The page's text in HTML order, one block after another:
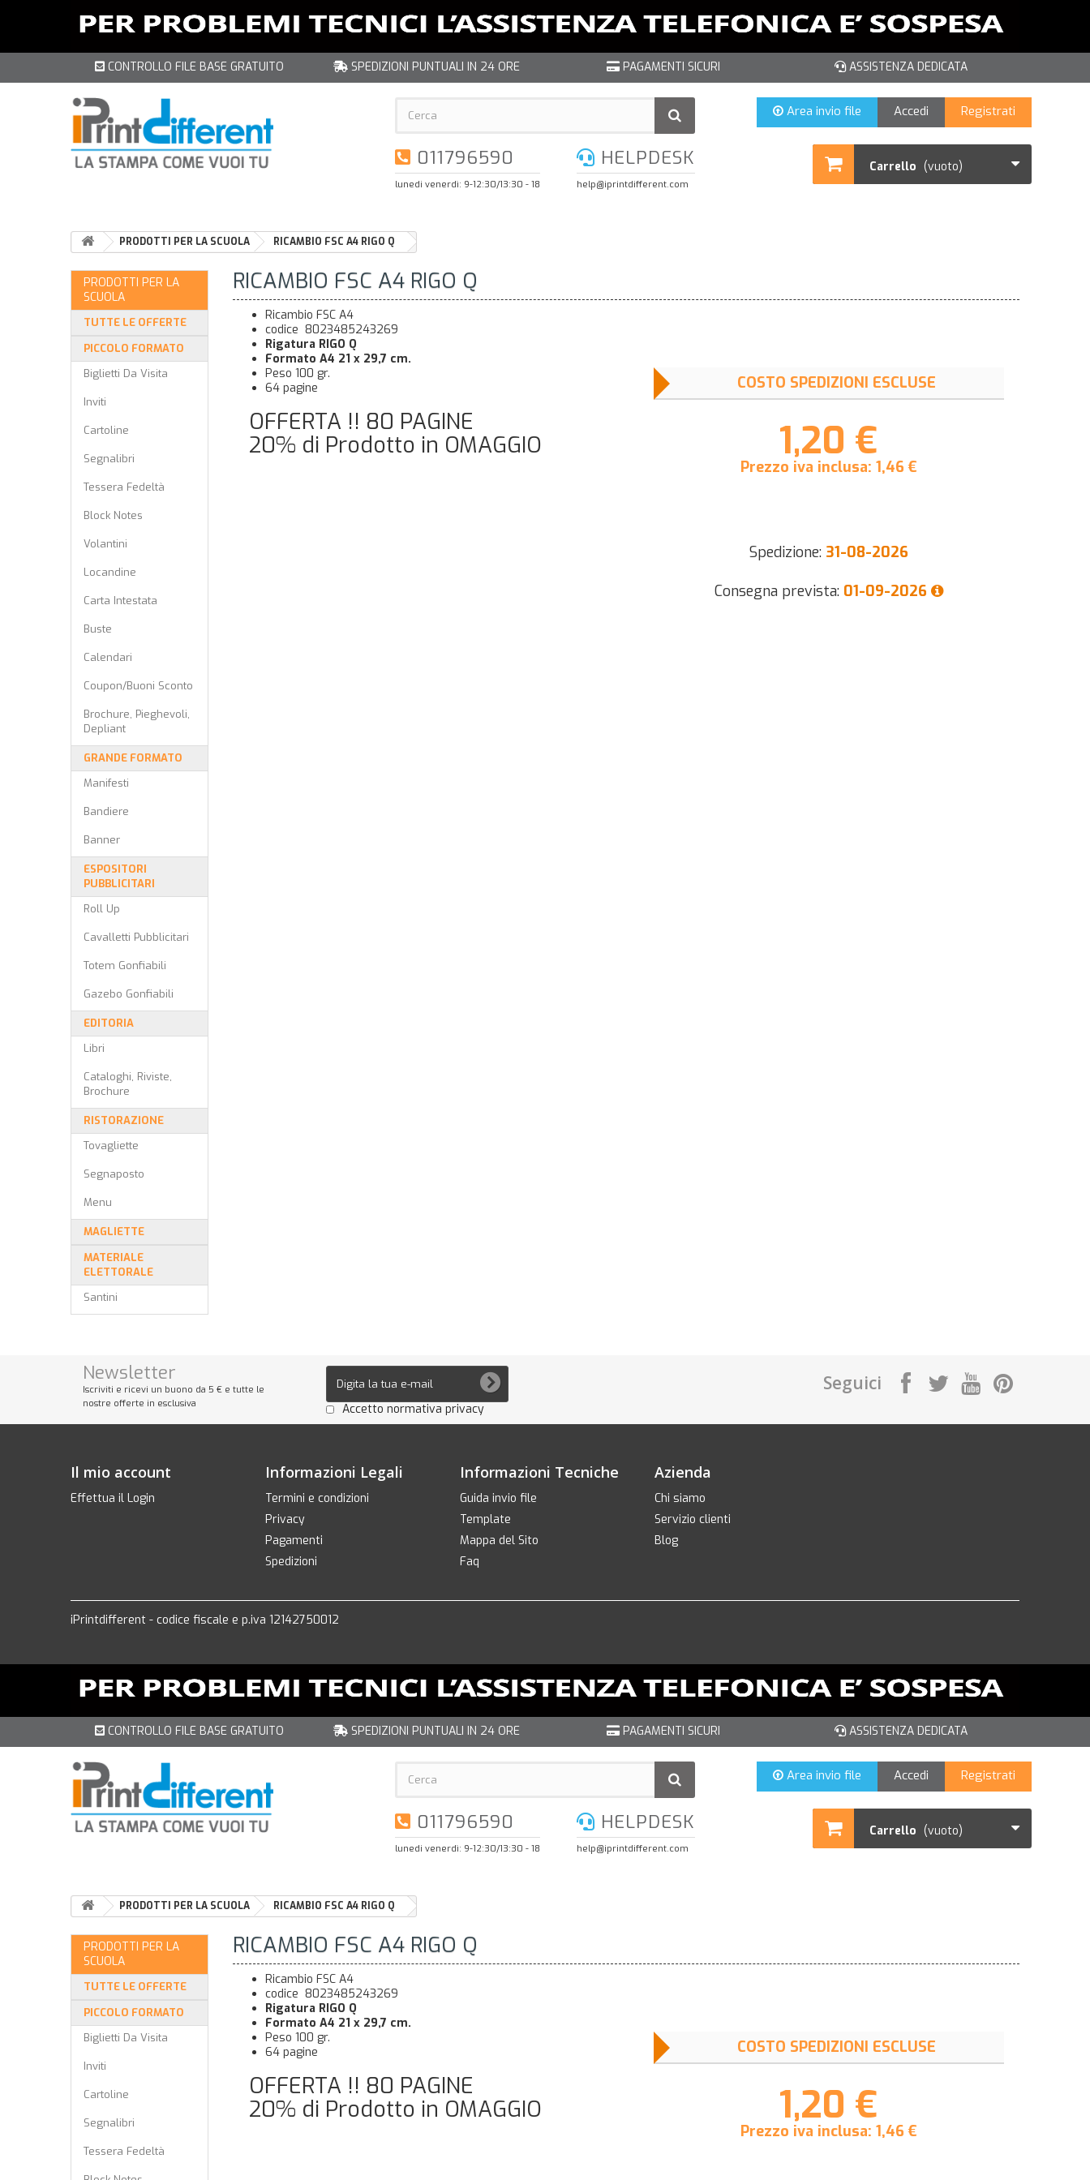
CONTROLLO FILE BASE GRATUITO SPEDIZIONI PUNTUALI IN 24 ORE PAGAMENTI SICURI ASSISTENZA DEDICATA
011796590
lunedi venerdì: 9-12:30/13:30 - 18
HELPDESK
help@iprintdifferent.com
Area invio file Accedi Registrati
Carrello (vuoto)
PRODOTTI PER LA SCUOLA RICAMBIO FSC A4 RIGO Q
PRODOTTI PER LA
SCUOLA
TUTTE LE OFFERTE
PICCOLO FORMATO
Biglietti Da Visita
Inviti
Cartoline
Segnalibri
Tessera Fedeltà
Block Notes
Volantini
Locandine
Carta Intestata
Buste
Calendari
Coupon/Buoni Sconto
Brochure, Pieghevoli,
Depliant
GRANDE FORMATO
Manifesti
Bandiere
Banner
ESPOSITORI
PUBBLICITARI
Roll Up
Cavalletti Pubblicitari
Totem Gonfiabili
Gazebo Gonfiabili
EDITORIA
Libri
Cataloghi, Riviste,
Brochure
RISTORAZIONE
Tovagliette
Segnaposto
Menu
MAGLIETTE
MATERIALE
ELETTORALE
Santini
RICAMBIO FSC A4 RIGO Q
Ricambio FSC A4
codice 8023485243269
Rigatura RIGO Q
Formato A4 21 x 29,7 cm.
Peso 100 gr.
64 pagine
OFFERTA !! 80 PAGINE
20% di Prodotto in OMAGGIO
COSTO SPEDIZIONI ESCLUSE
1,20 €
Prezzo iva inclusa: 1,46€
Spedizione: 31-08-2026
Consegna prevista: 01-09-2026
Newsletter
Iscriviti e ricevi un buono da 5 € e tutte le
nostre offerte in esclusiva
Accetto normativa privacy
Seguici
Il mio account
Effettua il Login
Informazioni Legali
Termini e condizioni
Privacy
Pagamenti
Spedizioni
Informazioni Tecniche
Guida invio file
Template
Mappa del Sito
Faq
Azienda
Chi siamo
Servizio clienti
Blog
iPrintdifferent - codice fiscale e p.iva 12142750012
CONTROLLO FILE BASE GRATUITO SPEDIZIONI PUNTUALI IN 24 ORE PAGAMENTI SICURI ASSISTENZA DEDICATA
011796590
lunedi venerdì: 9-12:30/13:30 - 18
HELPDESK
help@iprintdifferent.com
Area invio file Accedi Registrati
Carrello (vuoto)
PRODOTTI PER LA SCUOLA RICAMBIO FSC A4 RIGO Q
PRODOTTI PER LA
SCUOLA
TUTTE LE OFFERTE
PICCOLO FORMATO
Biglietti Da Visita
Inviti
Cartoline
Segnalibri
Tessera Fedeltà
RICAMBIO FSC A4 RIGO Q
Ricambio FSC A4
codice 8023485243269
Rigatura RIGO Q
Formato A4 21 x 29,7 cm.
Peso 100 gr.
64 pagine
OFFERTA !! 80 PAGINE
20% di Prodotto in OMAGGIO
COSTO SPEDIZIONI ESCLUSE
1,20 €
Prezzo iva inclusa: 1,46€